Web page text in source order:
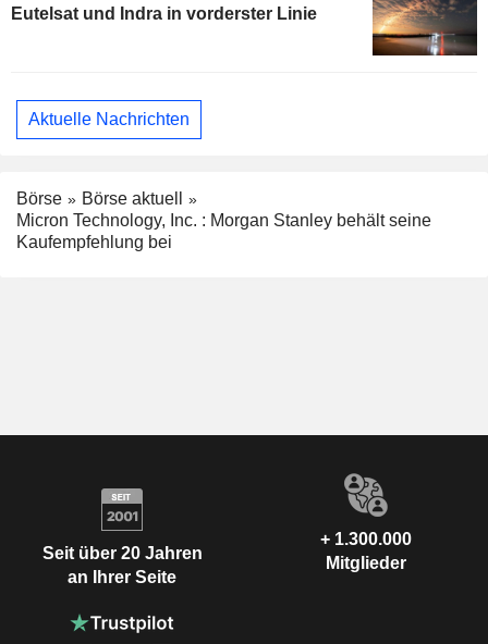
Eutelsat und Indra in vorderster Linie
Aktuelle Nachrichten
Börse
Börse aktuell
Micron Technology, Inc. : Morgan Stanley behält seine
Kaufempfehlung bei
Seit über 20 Jahren
an Ihrer Seite
+ 1.300.000
Mitglieder